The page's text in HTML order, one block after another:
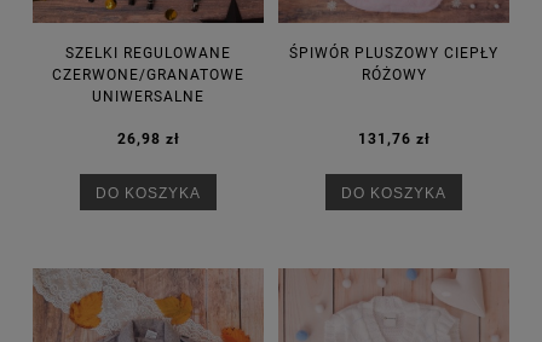
SZELKI REGULOWANE
CZERWONE/GRANATOWE
UNIWERSALNE
26,98 zł
DO KOSZYKA
ŚPIWÓR PLUSZOWY CIEPŁY
RÓŻOWY
131,76 zł
DO KOSZYKA